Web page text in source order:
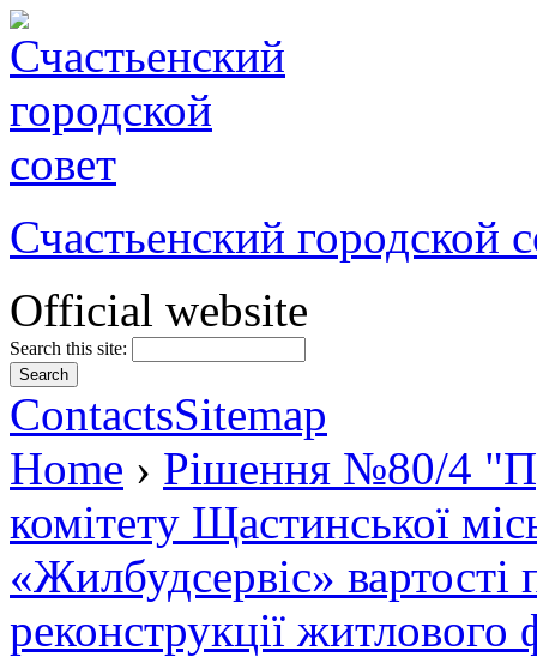
Счастьенский городской
Official website
Search this site:
ContactsSitemap
Home › Рішення №80/4
комітету Щастинської
«Жилбудсервіс» вартості
реконструкції